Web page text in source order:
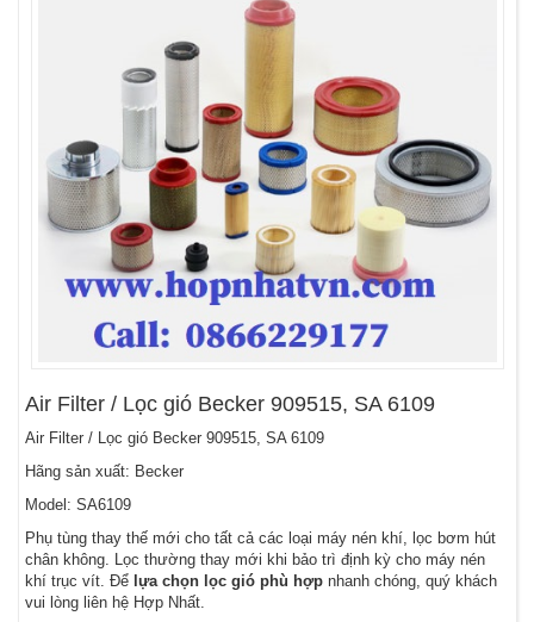
Air Filter / Lọc gió Becker 909515, SA 6109
Air Filter / Lọc gió Becker 909515, SA 6109
Hãng sản xuất: Becker
Model: SA6109
Phụ tùng thay thế mới cho tất cả các loại máy nén khí, lọc bơm hút
chân không. Lọc thường thay mới khi bảo trì định kỳ cho máy nén
khí trục vít. Để lựa chọn lọc gió phù hợp nhanh chóng, quý khách
vui lòng liên hệ Hợp Nhất.